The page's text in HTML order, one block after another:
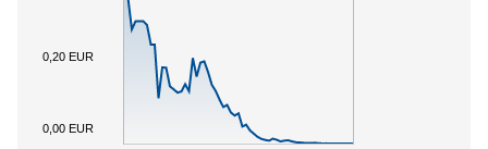
0,00 EUR
0,20 EUR